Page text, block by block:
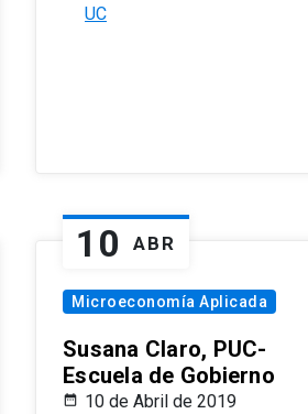
UC
10 ABR
Microeconomía Aplicada
Susana Claro, PUC-
Escuela de Gobierno
10 de Abril de 2019